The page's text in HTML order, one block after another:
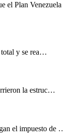
el Plan
total y se rea…
la estruc…
el impuesto de